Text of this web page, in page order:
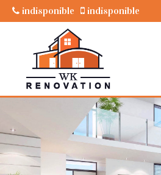
indisponible indisponible